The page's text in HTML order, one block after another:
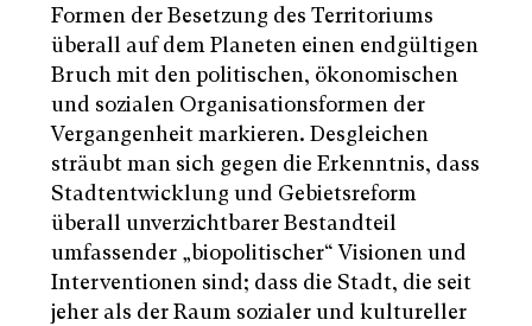
Formen der Besetzung des Territoriums
überall auf dem Planeten einen endgültigen
Bruch mit den politischen, ökonomischen
und sozialen Organisationsformen der
Vergangenheit markieren. Desgleichen
sträubt man sich gegen die Erkenntnis, dass
Stadtentwicklung und Gebietsreform
überall unverzichtbarer Bestandteil
umfassender „biopolitischer“ Visionen und
Interventionen sind; dass die Stadt, die seit
jeher als der Raum sozialer und kultureller